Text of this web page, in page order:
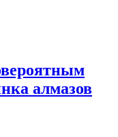
алмазов